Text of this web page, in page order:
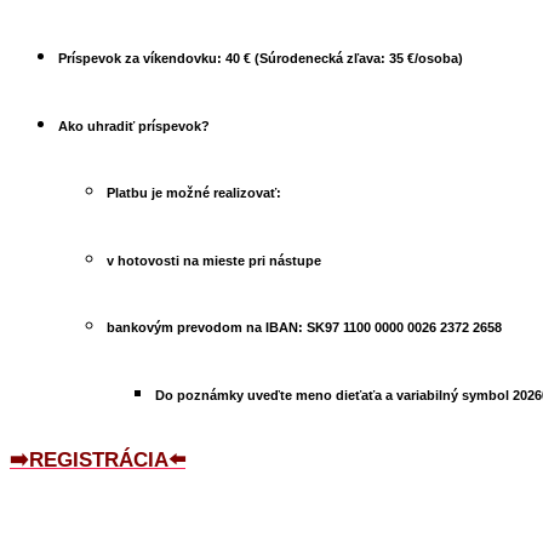
Príspevok za víkendovku: 40 € (Súrodenecká zľava: 35 €/osoba)
Ako uhradiť príspevok?
Platbu je možné realizovať:
v hotovosti na mieste pri nástupe
bankovým prevodom na IBAN: SK97 1100 0000 0026 2372 2658
Do poznámky uveďte meno dieťaťa a variabilný symbol
➡️REGISTRÁCIA⬅️